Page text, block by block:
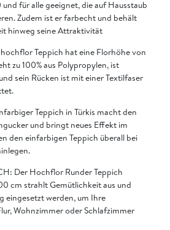
und für alle geeignet, die auf Hausstaub
Zudem ist er farbecht und behält
hinweg seine Attraktivität
Teppich hat eine Florhöhe von
zu 100% aus Polypropylen, ist
sein Rücken ist mit einer Textilfaser
Teppich in Türkis macht den
und bringt neues Effekt im
den einfarbigen Teppich überall bei
Der Hochflor Runder Teppich
cm strahlt Gemütlichkeit aus und
eingesetzt werden, um Ihre
Wohnzimmer oder Schlafzimmer